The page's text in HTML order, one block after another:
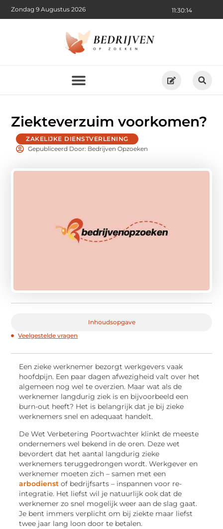
11:30:15
Zondag 9 Augustus 2026
Ziekteverzuim voorkomen?
ZAKELIJKE DIENSTVERLENING
Gepubliceerd Door: Bedrijven Opzoeken
Inhoudsopgave
Veelgestelde vragen
Een zieke werknemer bezorgt werkgevers vaak
hoofdpijn. Een paar dagen afwezigheid valt over het
algemeen nog wel te overzien. Maar wat als de
werknemer langdurig ziek is en bijvoorbeeld een
burn-out heeft? Het is belangrijk dat je bij zieke
werknemers snel en adequaat handelt.
De Wet Verbetering Poortwachter klinkt de meeste
ondernemers wel bekend in de oren. Deze wet
bevordert dat het aantal langdurig zieke
werknemers teruggedrongen wordt. Werkgever en
werknemer moeten zich – samen met een
arbodienst of bedrijfsarts – inspannen voor re-
integratie. Het liefst wil je natuurlijk ook dat de
werknemer zo snel mogelijk weer aan de slag gaat.
Je bent immers verplicht om bij ziekte maar liefst
twee jaar lang loon door te betalen.